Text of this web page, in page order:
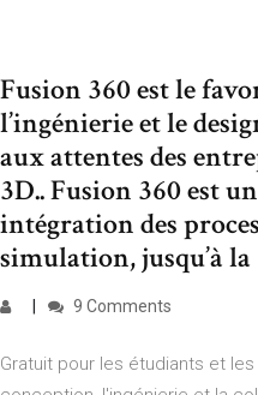
Fusion 360 est le
l’ingénierie et le
aux attentes des
3D.. Fusion 360 est
intégration des
simulation, jusqu’à la
9 Comments
Gratuit pour les étudiants et